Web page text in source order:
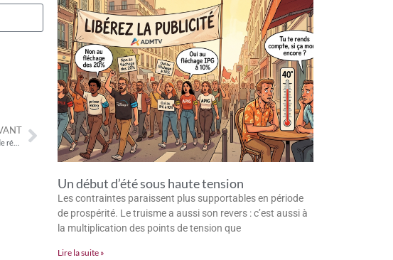
Un début d’été sous haute tension
Les contraintes paraissent plus supportables en période
de prospérité. Le truisme a aussi son revers : c’est aussi à
la multiplication des points de tension que
Lire la suite »
Moins d’un foyer français sur deux utilise la TNT comme moyen de réception principal